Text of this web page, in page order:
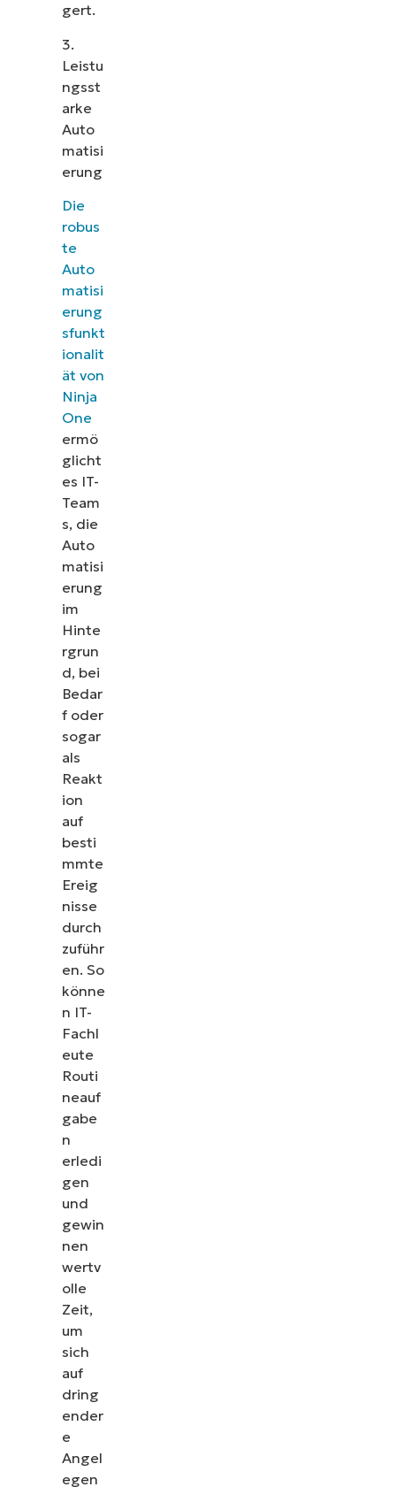
gert.
3.
Leistu
ngsst
arke
Auto
matisi
erung
Die
robus
te
Auto
matisi
erung
sfunkt
ionalit
ät von
Ninja
One
ermö
glicht
es IT-
Team
s, die
Auto
matisi
erung
im
Hinte
rgrun
d, bei
Bedar
f oder
sogar
als
Reakt
ion
auf
besti
mmte
Ereig
nisse
durch
zuführ
en. So
könne
n IT-
Fachl
eute
Routi
neauf
gabe
n
erledi
gen
und
gewin
nen
wertv
olle
Zeit,
um
sich
auf
dring
ender
e
Angel
egen